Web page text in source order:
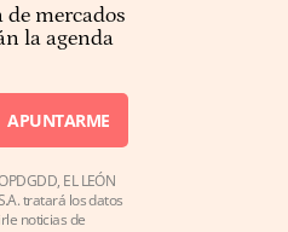
mercados
la agenda
APUNTARME
EL LEÓN
tratará los datos
noticias de